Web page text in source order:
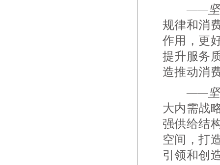
——坚
规律和消
作用，更
提升服务
造推动消
——坚
大内需战
强供给结
空间，打
引领和创